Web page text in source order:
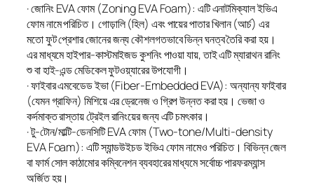
· জোনিং EVA ফোম (Zoning EVA Foam): এটি এনাটমিক্যাল ইভিএ
ফোম নামে পরিচিত। গোড়ালি (হিল) এবং পায়ের পাতার খিলান (আর্চ) এর
মতো ফুট প্রেশার জোনের জন্য কৌশলগতভাবে ভিন্ন ঘনত্ব তৈরি করা হয়।
এর মাধ্যমে হাইপার-কাস্টমাইজড কুশনিং পাওয়া যায়, তাই এটি ম্যারাথন রানিং
শু বা হাই-এন্ড মেডিকেল ফুটওয়্যারের উপযোগী।
· ফাইবার এমবেডেড ইভা (Fiber-Embedded EVA): অন্যান্য ফাইবার
(যেমন গ্রাফিন) মিশিয়ে এর ড্রেনেজ ও গ্রিপ উন্নত করা হয়। ভেজা ও
কর্দমাক্ত রাস্তায় ট্রেইল রানিংয়ের জন্য এটি চমৎকার।
· টু-টোন/মাল্টি-ডেনসিটি EVA ফোম (Two-tone/Multi-density
EVA Foam): এটি স্যান্ডউইচড ইভিএ ফোম নামেও পরিচিত। বিভিন্ন জেল
বা ফার্ম সোল কাঠামোর কম্বিনেশন ব্যবহারের মাধ্যমে সর্বোচ্চ পারফরম্যান্স
অর্জিত হয়।